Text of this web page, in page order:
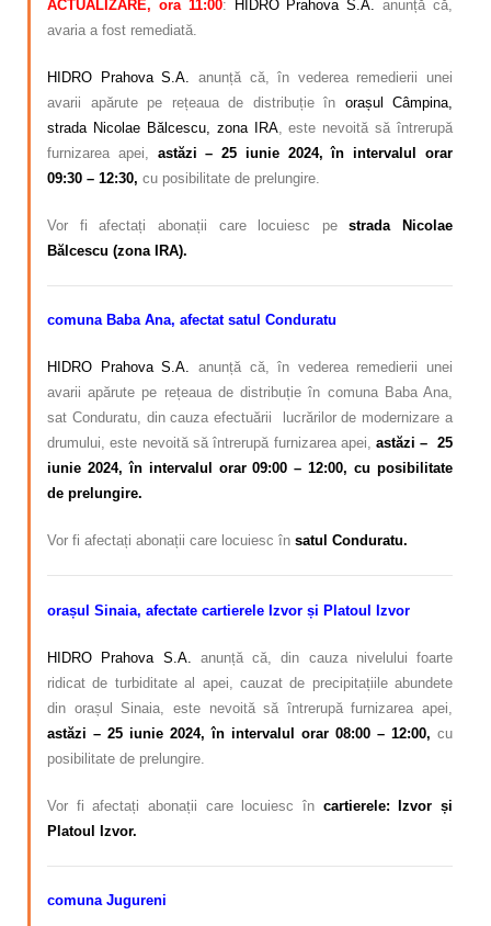
ACTUALIZARE, ora 11:00: HIDRO Prahova S.A.
anunță că,
avaria a fost remediată.
HIDRO Prahova S.A.
anunță că, în vederea remedierii unei
avarii apărute pe rețeaua de distribuție în orașul Câmpina,
strada Nicolae Bălcescu, zona IRA, este nevoită să întrerupă
furnizarea apei, astăzi – 25 iunie 2024, în intervalul orar
09:30 – 12:30, cu posibilitate de prelungire.
Vor fi afectați abonații care locuiesc pestrada Nicolae
Bălcescu (zona IRA).
comuna Baba Ana, afectat satul Conduratu
HIDRO Prahova S.A. anunță că, în vederea remedierii unei
avarii apărute pe rețeaua de distribuție în comuna Baba Ana,
sat Conduratu, din cauza efectuării lucrărilor de modernizare a
drumului, este nevoită să întrerupă furnizarea apei,astăzi – 25
iunie 2024, în intervalul orar 09:00 – 12:00, cu posibilitate
de prelungire.
Vor fi afectați abonații care locuiesc în satul Conduratu.
orașul Sinaia, afectate cartierele Izvor și Platoul Izvor
HIDRO Prahova S.A.
anunță că, din cauza nivelului foarte
ridicat de turbiditate al apei, cauzat de precipitațiile abundete
din orașul Sinaia, este nevoită să întrerupă furnizarea apei,
astăzi – 25 iunie 2024, în intervalul orar 08:00 – 12:00, cu
posibilitate de prelungire.
Vor fi afectați abonații care locuiesc în cartierele: Izvor și
Platoul Izvor.
comuna Jugureni